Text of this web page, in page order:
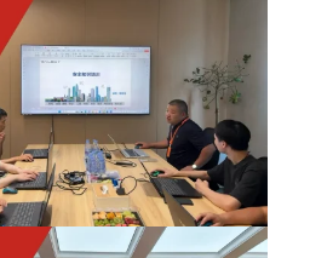
2026年6月12日